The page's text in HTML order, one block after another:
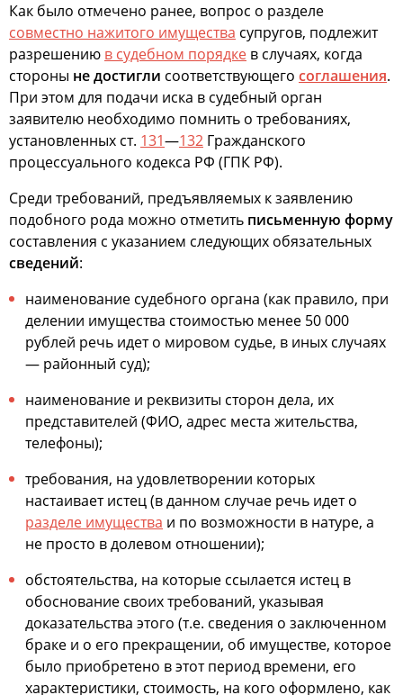
Как было отмечено ранее, вопрос о разделе
совместно нажитого имущества супругов, подлежит
разрешению в судебном порядке в случаях, когда
стороны не достигли соответствующего соглашения.
При этом для подачи иска в судебный орган
заявителю необходимо помнить о требованиях,
установленных ст. 131—132 Гражданского
процессуального кодекса РФ (ГПК РФ).
Среди требований, предъявляемых к заявлению
подобного рода можно отметить письменную форму
составления с указанием следующих обязательных
сведений:
наименование судебного органа (как правило, при
делении имущества стоимостью менее 50 000
рублей речь идет о мировом судье, в иных случаях
— районный суд);
наименование и реквизиты сторон дела, их
представителей (ФИО, адрес места жительства,
телефоны);
требования, на удовлетворении которых
настаивает истец (в данном случае речь идет о
разделе имущества и по возможности в натуре, а
не просто в долевом отношении);
обстоятельства, на которые ссылается истец в
обоснование своих требований, указывая
доказательства этого (т.е. сведения о заключенном
браке и о его прекращении, об имуществе, которое
было приобретено в этот период времени, его
характеристики, стоимость, на кого оформлено, как